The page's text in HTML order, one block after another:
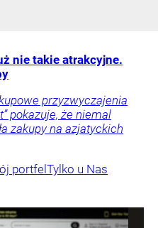
nie takie atrakcyjne.
przyzwyczajenia
pokazuje, że niemal
zakupy na azjatyckich
portfelTylko u Nas